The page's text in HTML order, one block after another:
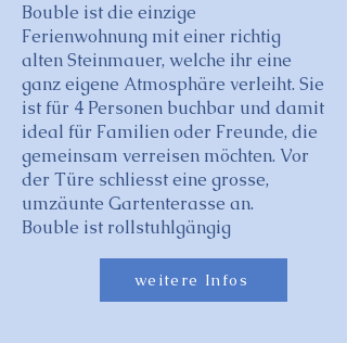
Bouble ist die einzige
Ferienwohnung mit einer richtig
alten Steinmauer, welche ihr eine
ganz eigene Atmosphäre verleiht. Sie
ist für 4 Personen buchbar und damit
ideal für Familien oder Freunde, die
gemeinsam verreisen möchten. Vor
der Türe schliesst eine grosse,
umzäunte Gartenterasse an.
Bouble ist rollstuhlgängig
weitere Infos